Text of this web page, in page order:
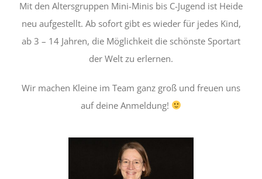
Mit den Altersgruppen Mini-Minis bis C-Jugend ist Heide
neu aufgestellt. Ab sofort gibt es wieder für jedes Kind,
ab 3 – 14 Jahren, die Möglichkeit die schönste Sportart
der Welt zu erlernen.
Wir machen Kleine im Team ganz groß und freuen uns
auf deine Anmeldung!